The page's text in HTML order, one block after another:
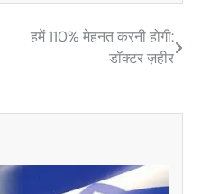
हमें 110% मेहनत करनी होगी:
डॉक्टर ज़हीर